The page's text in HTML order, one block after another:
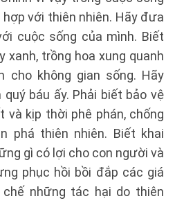
hợp với thiên nhiên. Hãy đưa
cuộc sống của mình. Biết
xanh, trồng hoa xung quanh
cho không gian sống. Hãy
quý báu ấy. Phải biết bảo vệ
và kịp thời phê phán, chống
phá thiên nhiên. Biết khai
gì có lợi cho con người và
phục hồi bồi đắp các giá
những tác hại do thiên